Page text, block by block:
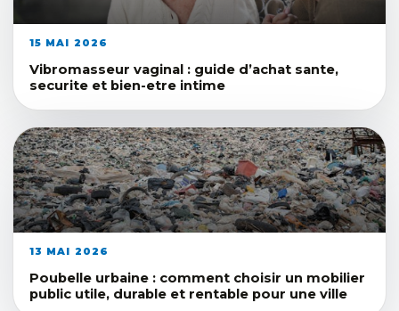
15 MAI 2026
Vibromasseur vaginal : guide d’achat sante,
securite et bien-etre intime
13 MAI 2026
Poubelle urbaine : comment choisir un mobilier
public utile, durable et rentable pour une ville